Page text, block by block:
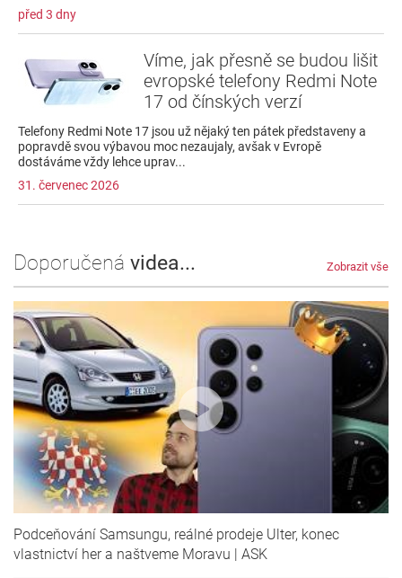
před 3 dny
Víme, jak přesně se budou lišit
evropské telefony Redmi Note
17 od čínských verzí
Telefony Redmi Note 17 jsou už nějaký ten pátek představeny a
popravdě svou výbavou moc nezaujaly, avšak v Evropě
dostáváme vždy lehce uprav...
31. červenec 2026
Doporučená videa... Zobrazit vše
Podceňování Samsungu, reálné prodeje Ulter, konec
vlastnictví her a naštveme Moravu | ASK